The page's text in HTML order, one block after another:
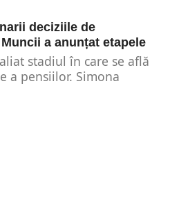
deciziile de
a anunțat etapele
stadiul în care se află
a pensiilor. Simona